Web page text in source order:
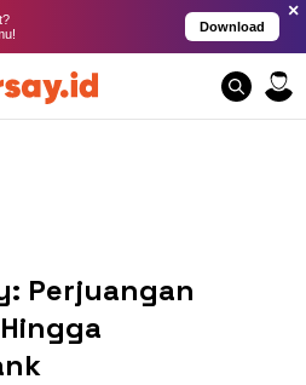
Download
×
Perjuangan